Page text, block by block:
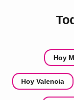
Hoy
Hoy Valencia